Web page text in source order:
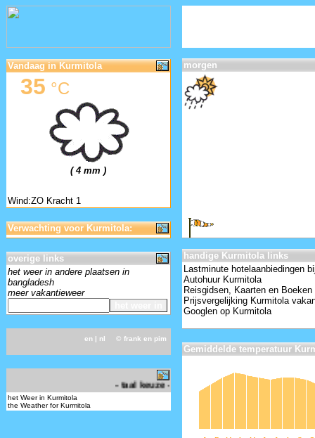
Vandaag in Kurmitola
35 °C
( 4 mm )
Wind:ZO Kracht 1
Verwachting voor Kurmitola:
overige links
het weer in andere plaatsen in
bangladesh
meer vakantieweer
en | nl © frank en pim
- taal keuze - choose your language -
het Weer in Kurmitola
the Weather for Kurmitola
morgen
handige Kurmitola links
Lastminute hotelaanbiedingen
Autohuur Kurmitola
Reisgidsen, Kaarten en
Prijsvergelijking Kurmitola
Googlen op Kurmitola
Gemiddelde temperatuur